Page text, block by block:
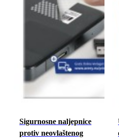
Sigurnosne naljepnice
protiv neovlaštenog